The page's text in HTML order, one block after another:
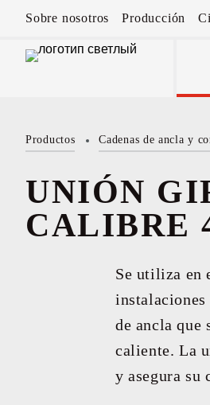
Sobre nosotros Producción
Productos Cadenas de ancla y
UNIÓN
CALIBRE
Se utiliza en
instalaciones
de ancla que
caliente. La
y asegura su